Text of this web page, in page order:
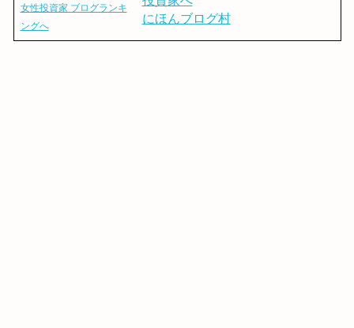
女性投資家 ブログランキ
ングへ
にほんブログ村